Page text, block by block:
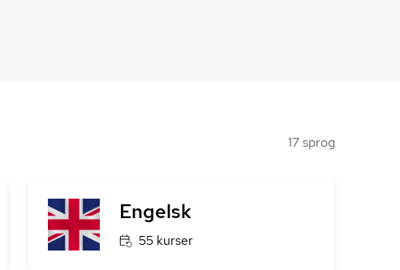
17 sprog
Engelsk
55 kurser